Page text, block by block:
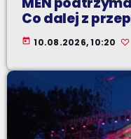
Co dalej z
today 10.08.2026, 10:20